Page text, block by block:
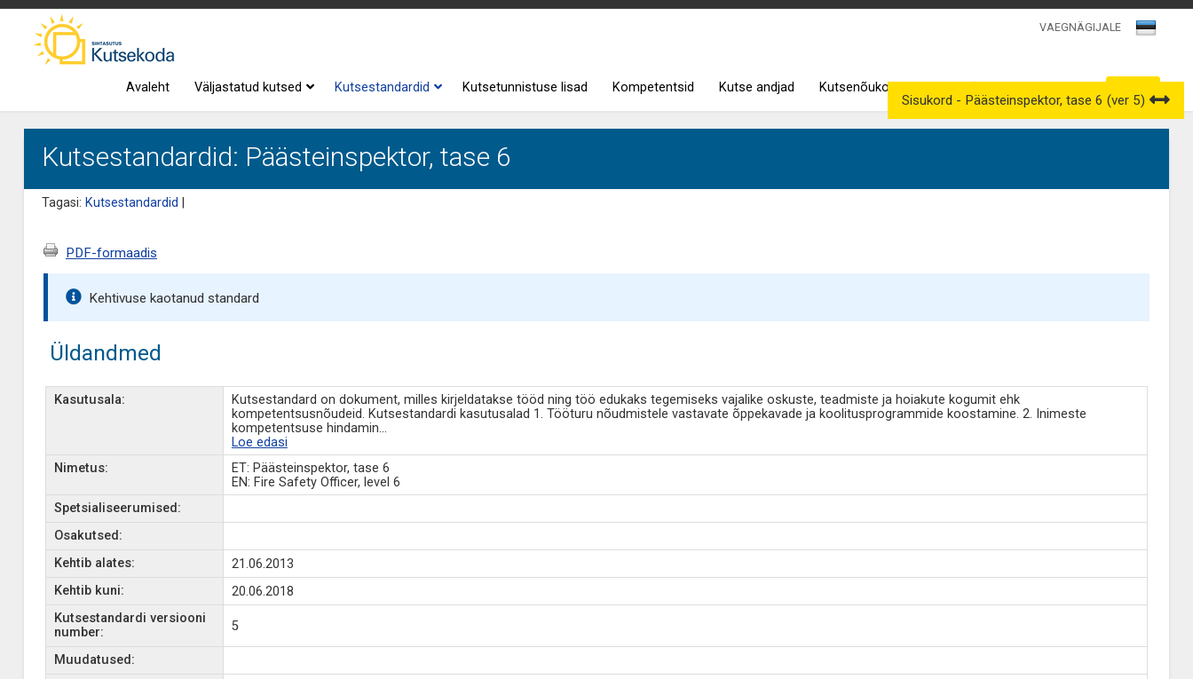
VAEGNÄGIJALE
Avaleht Väljastatud kutsed Kutsestandardid Kutsetunnistuse lisad Kompetentsid Kutse andjad Kutsenõukogud
Kutsestandardid: Päästeinspektor, tase 6
Tagasi: Kutsestandardid
Sisukord - Päästeinspektor, tase 6 (ver 5)
PDF-formaadis
Kehtivuse kaotanud standard
Üldandmed
Kasutusala:
Kutsestandard on dokument, milles kirjeldatakse tööd ning töö edukaks tegemiseks vajalike oskuste, teadmiste ja hoiakute kogumit ehk
kompetentsusnõudeid. Kutsestandardi kasutusalad 1. Tööturu nõudmistele vastavate õppekavade ja koolitusprogrammide koostamine. 2. Inimeste
kompetentsuse hindamin...
Loe edasi
Nimetus:
ET: Päästeinspektor, tase 6
EN: Fire Safety Officer, level 6
Spetsialiseerumised:
Osakutsed:
Kehtib alates:
21.06.2013
Kehtib kuni:
20.06.2018
Kutsestandardi versiooni
number:
5
Muudatused: